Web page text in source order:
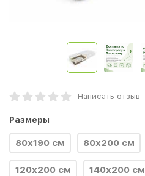
Написать отзыв
Размеры
80х190 cм 80х200 cм
120х200 cм 140х200 cм